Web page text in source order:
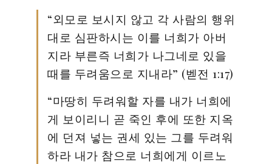
“외모로 보시지 않고 각 사람의 행위
대로 심판하시는 이를 너희가 아버
지라 부른즉 너희가 나그네로 있을
때를 두려움으로 지내라” (벧전 1:17)
“마땅히 두려워할 자를 내가 너희에
게 보이리니 곧 죽인 후에 또한 지옥
에 던져 넣는 권세 있는 그를 두려워
하라 내가 참으로 너희에게 이르노